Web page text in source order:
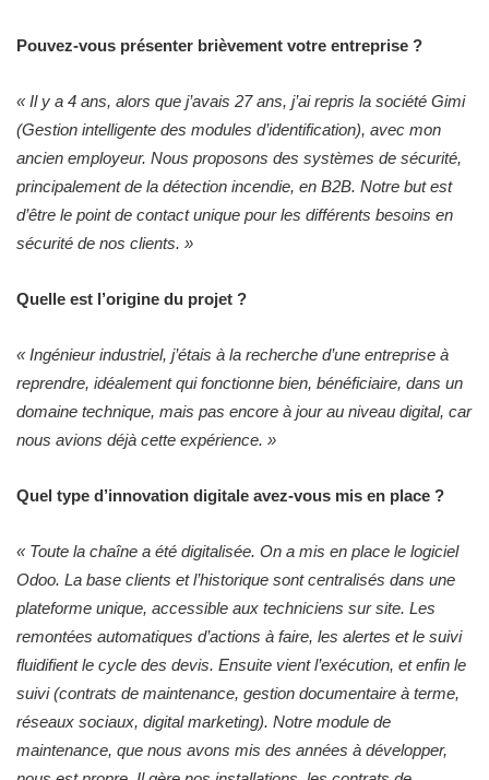
Pouvez-vous présenter brièvement votre entreprise ?
« Il y a 4 ans, alors que j’avais 27 ans, j’ai repris la société Gimi
(Gestion intelligente des modules d’identification), avec mon
ancien employeur. Nous proposons des systèmes de sécurité,
principalement de la détection incendie, en B2B. Notre but est
d’être le point de contact unique pour les différents besoins en
sécurité de nos clients. »
Quelle est l’origine du projet ?
« Ingénieur industriel, j’étais à la recherche d’une entreprise à
reprendre, idéalement qui fonctionne bien, bénéficiaire, dans un
domaine technique, mais pas encore à jour au niveau digital, car
nous avions déjà cette expérience. »
Quel type d’innovation digitale avez-vous mis en place ?
« Toute la chaîne a été digitalisée. On a mis en place le logiciel
Odoo. La base clients et l’historique sont centralisés dans une
plateforme unique, accessible aux techniciens sur site. Les
remontées automatiques d’actions à faire, les alertes et le suivi
fluidifient le cycle des devis. Ensuite vient l’exécution, et enfin le
suivi (contrats de maintenance, gestion documentaire à terme,
réseaux sociaux, digital marketing). Notre module de
maintenance, que nous avons mis des années à développer,